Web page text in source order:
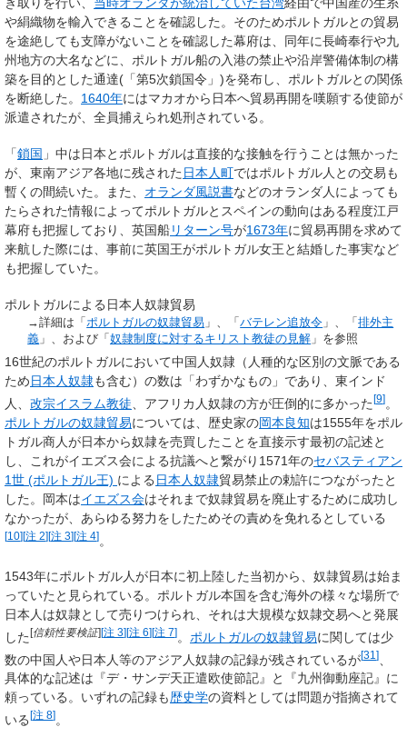
き取りを行い、 当時オランダが統治していた台湾経由で中国産の生糸
や絹織物を輸入できることを確認した。そのためポルトガルとの貿易
を途絶しても支障がないことを確認した幕府は、同年に長崎奉行や九
州地方の大名などに、ポルトガル船の入港の禁止や沿岸警備体制の構
築を目的とした通達(「第5次鎖国令」)を発布し、ポルトガルとの関係
を断絶した。 1640年にはマカオから日本へ貿易再開を嘆願する使節が
派遣されたが、全員捕えられ処刑されている。
「鎖国 」中は日本とポルトガルは直接的な接触を行うことは無かった
が、東南アジア各地に残された 日本人町ではポルトガル人との交易も
暫くの間続いた。また、 オランダ風説書などのオランダ人によっても
たらされた情報によってポルトガルとスペインの動向はある程度江戸
幕府も把握しており、英国船リターン号が1673年に貿易再開を求めて
来航した際には、事前に英国王がポルトガル女王と結婚した事実など
も把握していた。
ポルトガルによる日本人奴隷貿易
→詳細は「 ポルトガルの奴隷貿易 」、「バテレン追放令 」、「排外主
義 」、および「奴隷制度に対するキリスト教徒の見解 」を参照
16世紀のポルトガルにおいて中国人奴隷（人種的な区別の文脈である
ため日本人奴隷も含む）の数は「わずかなもの」であり、東インド
人、 改宗イスラム教徒 、アフリカ人奴隷の方が圧倒的に多かった[9]。
ポルトガルの奴隷貿易については、歴史家の岡本良知は1555年をポル
トガル商人が日本から奴隷を売買したことを直接示す最初の記述と
し、これがイエズス会による抗議へと繋がり1571年のセバスティアン
1世 (ポルトガル王) による 日本人奴隷貿易禁止の勅許につながったと
した。岡本はイエズス会はそれまで奴隷貿易を廃止するために成功し
なかったが、あらゆる努力をしたためその責めを免れるとしている
[10][注 2][注 3][注 4]。
1543年にポルトガル人が日本に初上陸した当初から、奴隷貿易は始ま
っていたと見られている。ポルトガル本国を含む海外の様々な場所で
日本人は奴隷として売りつけられ、それは大規模な奴隷交易へと発展
した[信頼性要検証][注 3][注 6][注 7]。 ポルトガルの奴隷貿易に関しては少
数の中国人や日本人等のアジア人奴隷の記録が残されているが[31 ]
具体的な記述は『デ・サンデ天正遣欧使節記』と『九州御動座記』に
頼っている。いずれの記録も歴史学の資料としては問題が指摘されて
いる [注 8] 。